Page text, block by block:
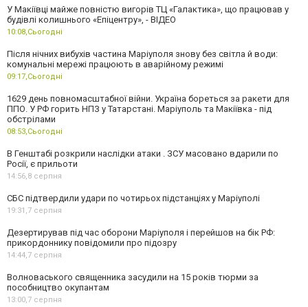
У Макіївці майже повністю вигорів ТЦ «Галактика», що працював у
будівлі колишнього «Епіцентру», - ВІДЕО
10:08,Сьогодні
Після нічних вибухів частина Маріуполя знову без світла й води:
комунальні мережі працюють в аварійному режимі
09:17,Сьогодні
1629 день повномасштабної війни. Україна бореться за ракети для
ППО. У РФ горить НПЗ у Татарстані. Маріуполь та Макіївка - під
обстрілами
08:53,Сьогодні
В Генштабі розкрили наслідки атаки . ЗСУ масовано вдарили по
Росії, є прильоти
14:56,8 серпня
СБС підтвердили удари по чотирьох підстанціях у Маріуполі
19:31,7 серпня
Дезертирував під час оборони Маріуполя і перейшов на бік РФ:
прикордоннику повідомили про підозру
14:44,7 серпня
Волноваського священника засудили на 15 років тюрми за
пособництво окупантам
13:00,7 серпня